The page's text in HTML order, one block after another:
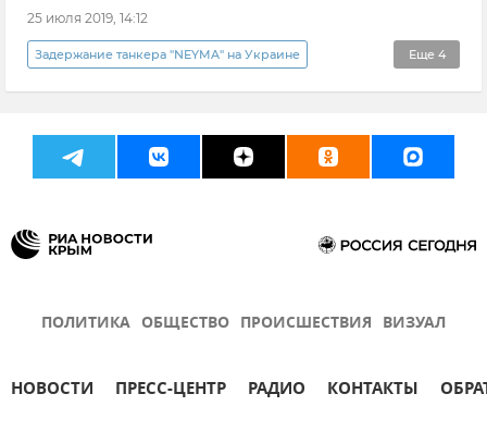
25 июля 2019, 14:12
Еще 4
Задержание танкера "NEYMA" на Украине
Политика В мире Новости
Нарушение российской границы в Черном море кораблями ВМС Украины
ПОЛИТИКА ОБЩЕСТВО ПРОИСШЕСТВИЯ ВИЗУАЛ
НОВОСТИ ПРЕСС-ЦЕНТР РАДИО КОНТАКТЫ